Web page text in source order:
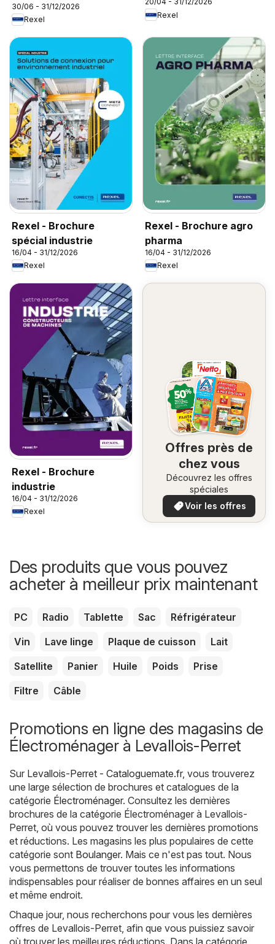
30/06 - 31/12/2026
Rexel
Rexel
Rexel - Brochure
spécial industrie
16/04 - 31/12/2026
Rexel
Rexel - Brochure agro
pharma
16/04 - 31/12/2026
Rexel
Rexel - Brochure
industrie
16/04 - 31/12/2026
Rexel
Offres près de
chez vous
Découvrez les offres
spéciales
Voir les offres
Des produits que vous pouvez
acheter à meilleur prix maintenant
PC Radio Tablette Sac
Réfrigérateur
Vin
Lave linge Plaque de cuisson
Lait
Satellite
Panier Huile Poids
Prise
Filtre
Câble
Promotions en ligne des magasins de
Électroménager à Levallois-Perret
Sur Levallois-Perret - Cataloguemate.fr, vous trouverez
une large sélection de brochures et catalogues de la
catégorie Électroménager. Consultez les dernières
brochures de la catégorie Électroménager à Levallois-
Perret, où vous pouvez trouver les dernières promotions
et réductions. Les magasins les plus populaires de cette
catégorie sont Boulanger. Mais ce n'est pas tout. Nous
vous permettons de trouver toutes les informations
indispensables pour réaliser de bonnes affaires en un seul
et même endroit.
Chaque jour, nous recherchons pour vous les dernières
offres de Levallois-Perret, afin que vous puissiez savoir
où trouver les meilleures réductions. Dans la catégorie